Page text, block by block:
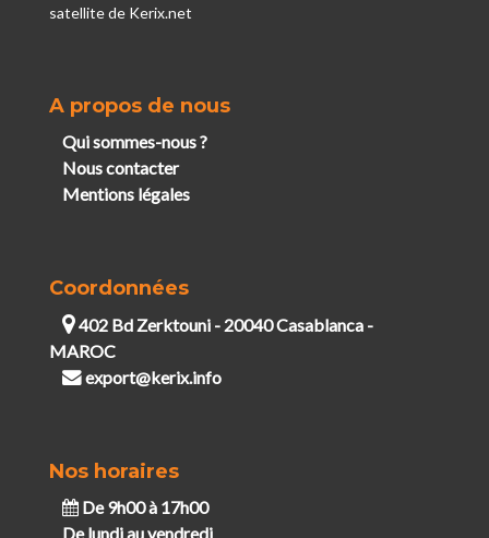
satellite de Kerix.net
A propos de nous
Qui sommes-nous ?
Nous contacter
Mentions légales
Coordonnées
402 Bd Zerktouni - 20040 Casablanca -
MAROC
export@kerix.info
Nos horaires
De 9h00 à 17h00
De lundi au vendredi